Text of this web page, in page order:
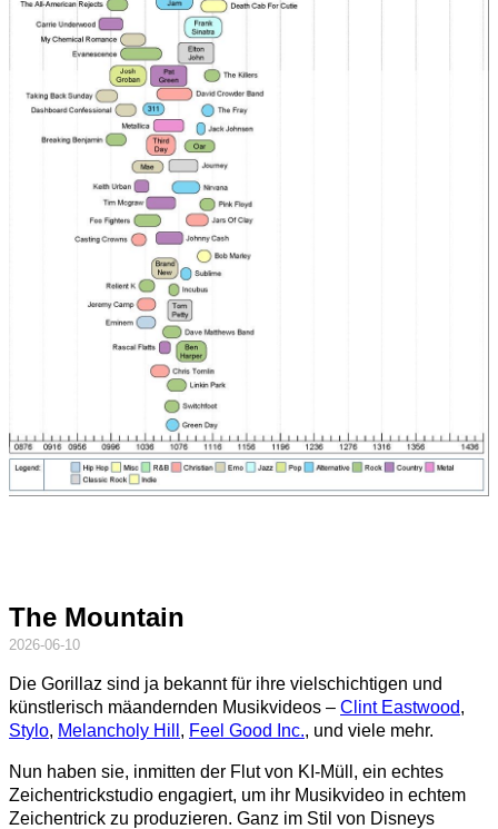
The Mountain
2026-06-10
Die Gorillaz sind ja bekannt für ihre vielschichtigen und
künstlerisch mäandernden Musikvideos – Clint Eastwood,
Stylo, Melancholy Hill , Feel Good Inc., und viele mehr.
Nun haben sie, inmitten der Flut von KI-Müll, ein echtes
Zeichentrickstudio engagiert, um ihr Musikvideo in echtem
Zeichentrick zu produzieren. Ganz im Stil von Disneys